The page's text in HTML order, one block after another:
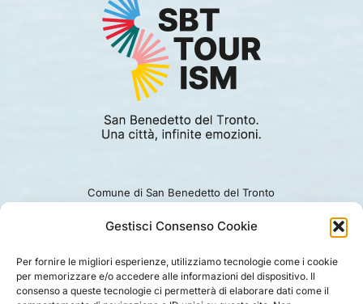
Gestisci Consenso Cookie
Per fornire le migliori esperienze, utilizziamo tecnologie come i cookie
per memorizzare e/o accedere alle informazioni del dispositivo. Il
consenso a queste tecnologie ci permetterà di elaborare dati come il
Comune di San Benedetto del Tronto
Ufficio turismo: 0735.794229
PRIVACY |COOKIE | LEGAL |DISCLAIMER